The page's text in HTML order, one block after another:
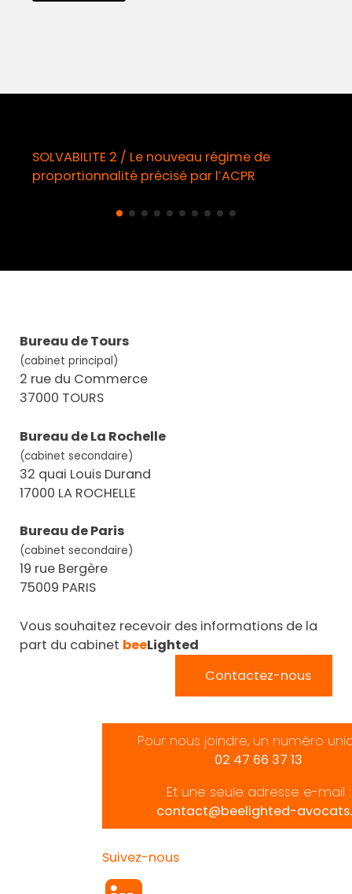
régime de
l’ACPR
Démarchage téléphonique
obligatoire à compter du 11
Bureau de Tours
(cabinet principal)
2 rue du Commerce
37000 TOURS
Bureau de La Rochelle
(cabinet secondaire)
32 quai Louis Durand
17000 LA ROCHELLE
Bureau de Paris
(cabinet secondaire)
19 rue Bergère
75009 PARIS
Vous souhaitez recevoir des informations de la
part du cabinet beeLighted
Contactez-nous
Pour nous joindre, un numéro
02 47 66 37 13
Et une seule adresse e-mail :
contact@beelighted-
Suivez-nous